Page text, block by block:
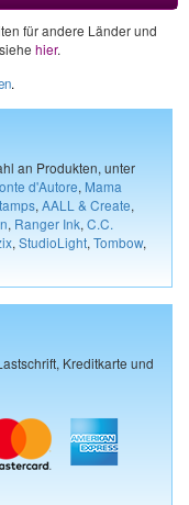
für andere Länder und
hier.
.
an Produkten, unter
d'Autore, Mama
, AALL & Create,
, Ranger Ink, C.C.
, StudioLight, Tombow,
Kreditkarte und